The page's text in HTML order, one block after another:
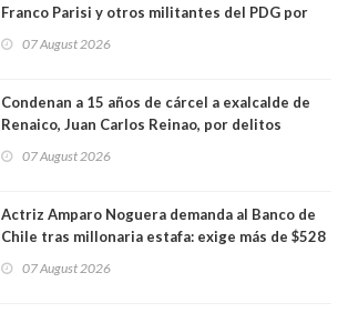
Franco Parisi y otros militantes del PDG por
07 August 2026
Condenan a 15 años de cárcel a exalcalde de
Renaico, Juan Carlos Reinao, por delitos
07 August 2026
Actriz Amparo Noguera demanda al Banco de
Chile tras millonaria estafa: exige más de $528
07 August 2026